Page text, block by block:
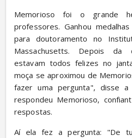
Memorioso foi o grande
professores. Ganhou
para doutoramento no
Massachusetts. Depois da
estavam todos felizes no
moça se aproximou de
fazer uma pergunta", disse
respondeu Memorioso,
respostas.
Aí ela fez a pergunta: "De